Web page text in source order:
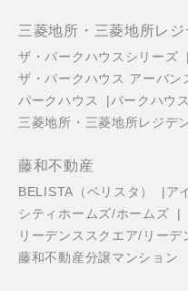
三菱地所・三菱地所レジ
ザ・パークハウスシリーズ
ザ・パークハウス アーバン
パークハウス
パークハウ
三菱地所・三菱地所レジデ
藤和不動産
BELISTA（ベリスタ）
ア
シティホームズ/ホームズ
リーデンススクエア/リーデ
藤和不動産分譲マンション